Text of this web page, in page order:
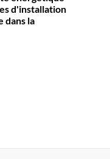
d'installation
dans la